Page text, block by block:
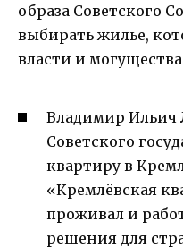
образа Советского
выбирать жилье,
власти и
Владимир Ильич
Советского
квартиру в
«Кремлёвская
проживал и
решения для